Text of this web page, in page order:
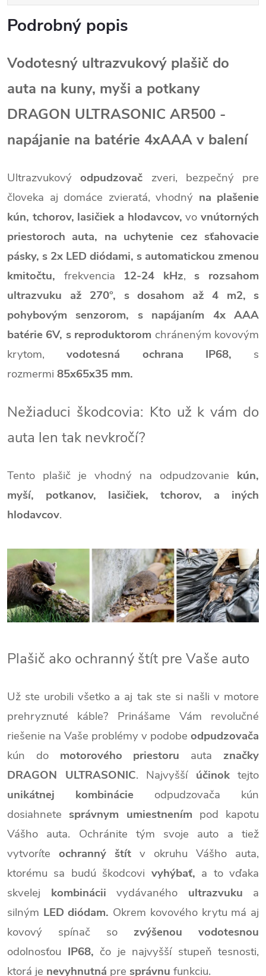
Podrobný popis
Vodotesný ultrazvukový plašič do
auta na kuny, myši a potkany
DRAGON ULTRASONIC AR500 -
napájanie na batérie 4xAAA v balení
Ultrazvukovýodpudzovač zveri, bezpečný pre
človeka aj domáce zvieratá, vhodný na plašenie
kún, tchorov, lasičiek a hlodavcov,vo vnútorných
priestoroch auta, na uchytenie cez sťahovacie
pásky, s 2x LED diódami, s automatickou zmenou
kmitočtu, frekvencia 12-24 kHz,s rozsahom
ultrazvuku až 270°, s dosahom až 4 m2, s
pohybovým senzorom, s napájaním 4x AAA
batérie 6V, s reproduktorom chráneným kovovým
krytom,vodotesná ochrana IP68, s
rozmermi 85x65x35 mm.
Nežiaduci škodcovia: Kto už k vám do
auta len tak nevkročí?
Tento plašič je vhodný na odpudzovanie kún,
myší, potkanov,
lasičiek, tchorov,
a iných
hlodavcov.
Plašič ako ochranný štít pre Vaše auto
Už ste urobili všetko a aj tak ste si našli v motore
prehryznuté káble? Prinášame Vám revolučné
riešenie na Vaše problémy v podobe odpudzovača
kún do motorového priestoru auta značky
DRAGON ULTRASONIC. Najvyšší účinoktejto
unikátnej kombinácie odpudzovača kún
dosiahnetesprávnym umiestnením pod kapotu
Vášho auta. Ochránite tým svoje auto a tiež
vytvoríte ochranný štít v okruhu Vášho auta,
ktorému sa budú škodcovi vyhýbať, a to vďaka
skvelej kombinácii vydávaného ultrazvuku a
silným LED diódam. Okrem kovového krytu má aj
kovový spínač so zvýšenou vodotesnou
odolnosťou IP68, čo je najvyšší stupeň tesnosti,
ktorá je nevyhnutná pre správnu funkciu.